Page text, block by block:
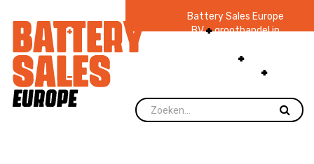
Battery Sales Europe
BV groothandel in
zaklampen Ruim 48
jaar ervaring
voorraad.